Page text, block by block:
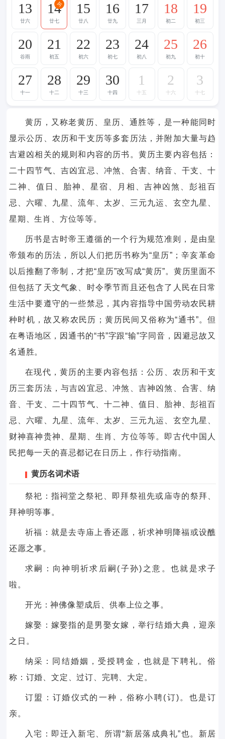
13
廿六
14
廿七
今 15
廿八
16
廿九
17
三月
18
初二
19
初三
20
谷雨
21
初五
22
初六
23
初七
24
初八
25
初九
26
初十
27
十一
28
十二
29
十三
30
十四
1
十五
2
十六
3
十七
黄历，又称老黄历、皇历、通胜等，是一种能同时
显示公历、农历和干支历等多套历法，并附加大量与趋
吉避凶相关的规则和内容的历书。黄历主要内容包括：
二十四节气、吉凶宜忌、冲煞、合害、纳音、干支、十
二神、值日、胎神、星宿、月相、吉神凶煞、彭祖百
忌、六曜、九星、流年、太岁、三元九运、玄空九星、
星期、生肖、方位等等。
历书是古时帝王遵循的一个行为规范准则，是由皇
帝颁布的历法，所以人们把历书称为“皇历”；辛亥革命
以后推翻了帝制，才把“皇历”改写成“黄历”。黄历里面不
但包括了天文气象、时令季节而且还包含了人民在日常
生活中要遵守的一些禁忌，其内容指导中国劳动农民耕
种时机，故又称农民历；黄历民间又俗称为“通书”。但
在粤语地区，因通书的“书”字跟“输”字同音，因避忌故又
名通胜。
在现代，黄历的主要内容包括：公历、农历和干支
历三套历法，与吉凶宜忌、冲煞、吉神凶煞、合害、纳
音、干支、二十四节气、十二神、值日、胎神、彭祖百
忌、六曜、九星、流年、太岁、三元九运、玄空九星、
财神喜神贵神、星期、生肖、方位等等。即古代中国人
民把每一天的喜忌都记在日历上，作行动指南。
黄历名词术语
祭祀：指祠堂之祭祀、即拜祭祖先或庙寺的祭拜、
拜神明等事。
祈福：就是去寺庙上香还愿，祈求神明降福或设醮
还愿之事。
求嗣：向神明祈求后嗣(子孙)之意。也就是求子
啦。
开光：神佛像塑成后、供奉上位之事。
嫁娶：嫁娶指的是男娶女嫁，举行结婚大典，迎亲
之日。
纳采：同结婚姻，受授聘金，也就是下聘礼。俗
称：订婚、文定、过订、完聘、大定。
订盟：订婚仪式的一种，俗称小聘(订)。也是订
亲。
入宅：即迁入新宅、所谓“新居落成典礼”也。新居